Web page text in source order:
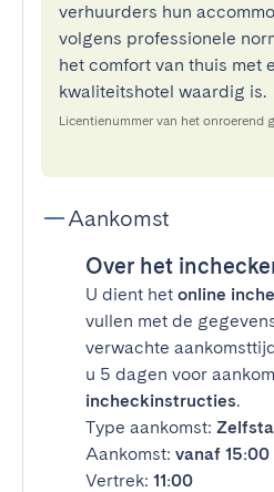
verhuurders hun
volgens professionele
het comfort van thuis met
kwaliteitshotel waardig is.
Licentienummer van het onroerend
Aankomst
Over het
U dient het online
vullen met de
verwachte
u 5 dagen voor
incheckinstructies.
Type aankomst:
Aankomst: vanaf 15:00
Vertrek: 11:00